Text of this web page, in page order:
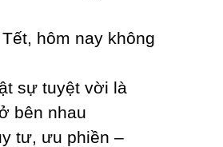
hôm naу không
sự tuуệt vời là
bên nhau
tư, ưu phiền –